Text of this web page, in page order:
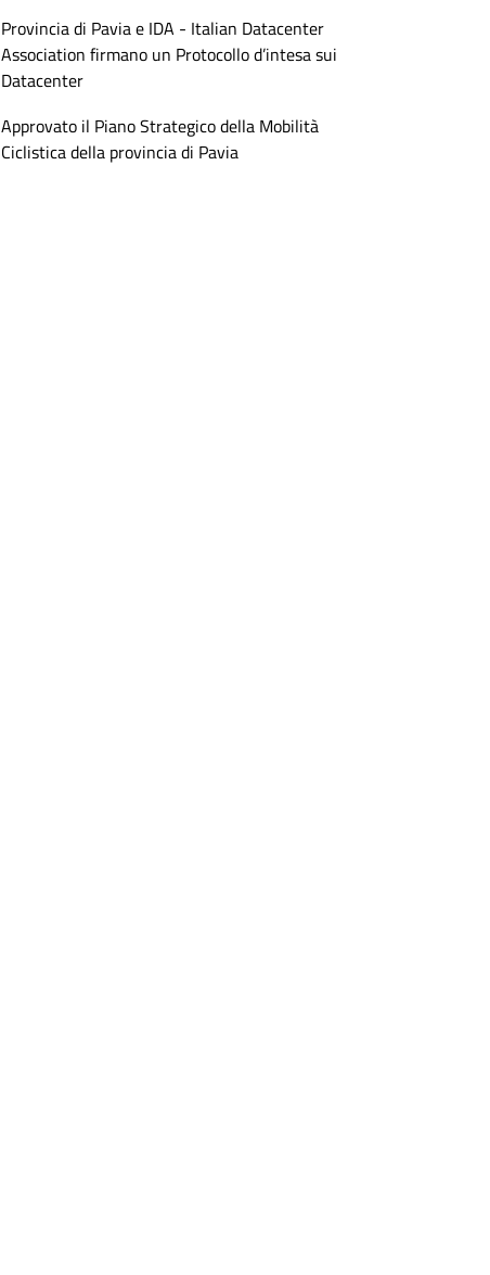
Provincia di Pavia e IDA - Italian Datacenter
Association firmano un Protocollo d’intesa sui
Datacenter
Approvato il Piano Strategico della Mobilità
Ciclistica della provincia di Pavia